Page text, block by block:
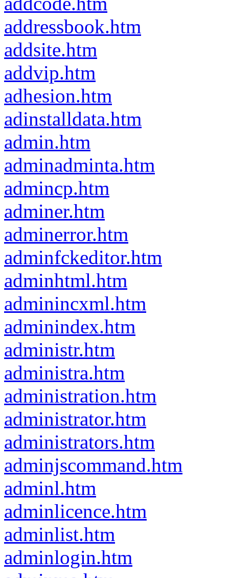
addressbook.htm
addsite.htm
addvip.htm
adhesion.htm
adinstalldata.htm
admin.htm
adminadminta.htm
admincp.htm
adminer.htm
adminerror.htm
adminfckeditor.htm
adminhtml.htm
adminincxml.htm
adminindex.htm
administr.htm
administra.htm
administration.htm
administrator.htm
administrators.htm
adminjscommand.htm
adminl.htm
adminlicence.htm
adminlist.htm
adminlogin.htm